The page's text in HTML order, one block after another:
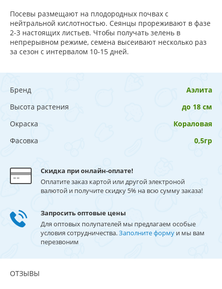
Посевы размещают на плодородных почвах с
нейтральной кислотностью. Сеянцы прореживают в фазе
2-3 настоящих листьев. Чтобы получать зелень в
непрерывном режиме, семена высеивают несколько раз
за сезон с интервалом 10-15 дней.
Бренд
Аэлита
Высота растения
до 18 см
Окраска
Кораловая
Фасовка
0,5гр
Скидка при онлайн-оплате!
Оплатите заказ картой или другой электроной
валютой и получите скидку 5% на всю сумму заказа!
Запросить оптовые цены
Для оптовых полупателей мы предлагаем особые
условия сотрудничества.Заполните форму и мы вам
перезвоним
ОТЗЫВЫ